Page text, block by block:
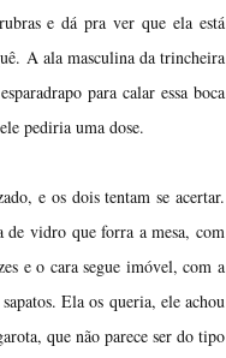
e dá pra ver que ela está
A ala masculina da trincheira
para calar essa boca
pediria uma dose.
e os dois tentam se acertar.
de vidro que forra a mesa, com
e o cara segue imóvel, com a
Ela os queria, ele achou
que não parece ser do tipo